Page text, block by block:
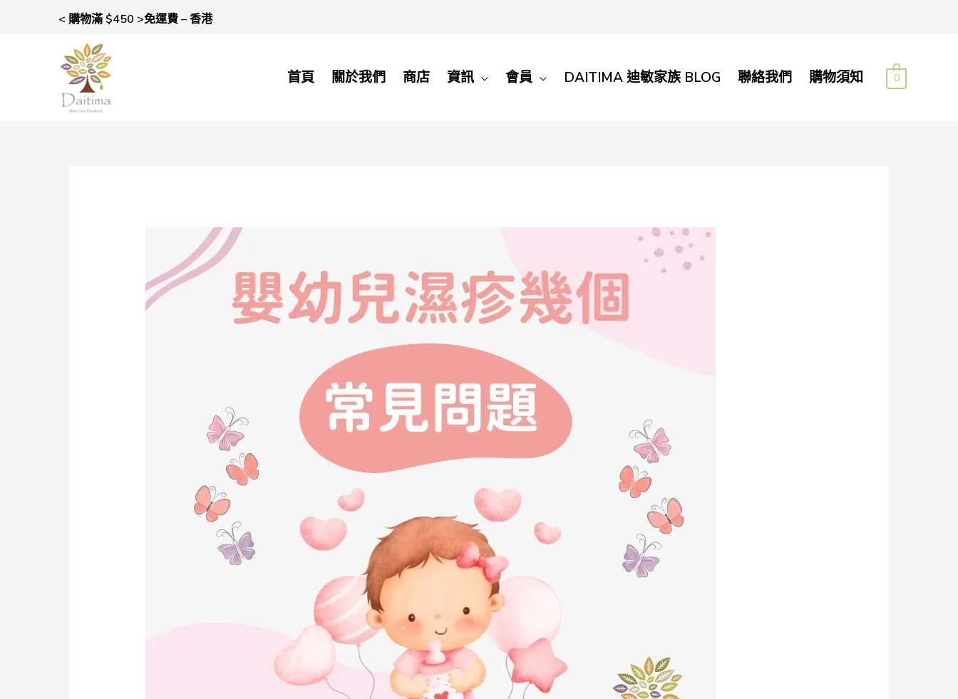
< 購物滿 $450 >免運費 – 香港
首頁 關於我們 商店 資訊 會員 DAITIMA 迪敏家族 BLOG 聯絡我們 購物須知 0